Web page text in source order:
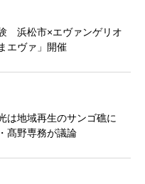
浜松市×エヴァンゲリオ
エヴァ」開催
は地域再生のサンゴ礁に
髙野専務が議論